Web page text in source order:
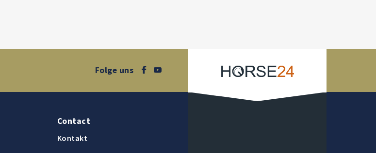
Folge uns
Contact
Kontakt